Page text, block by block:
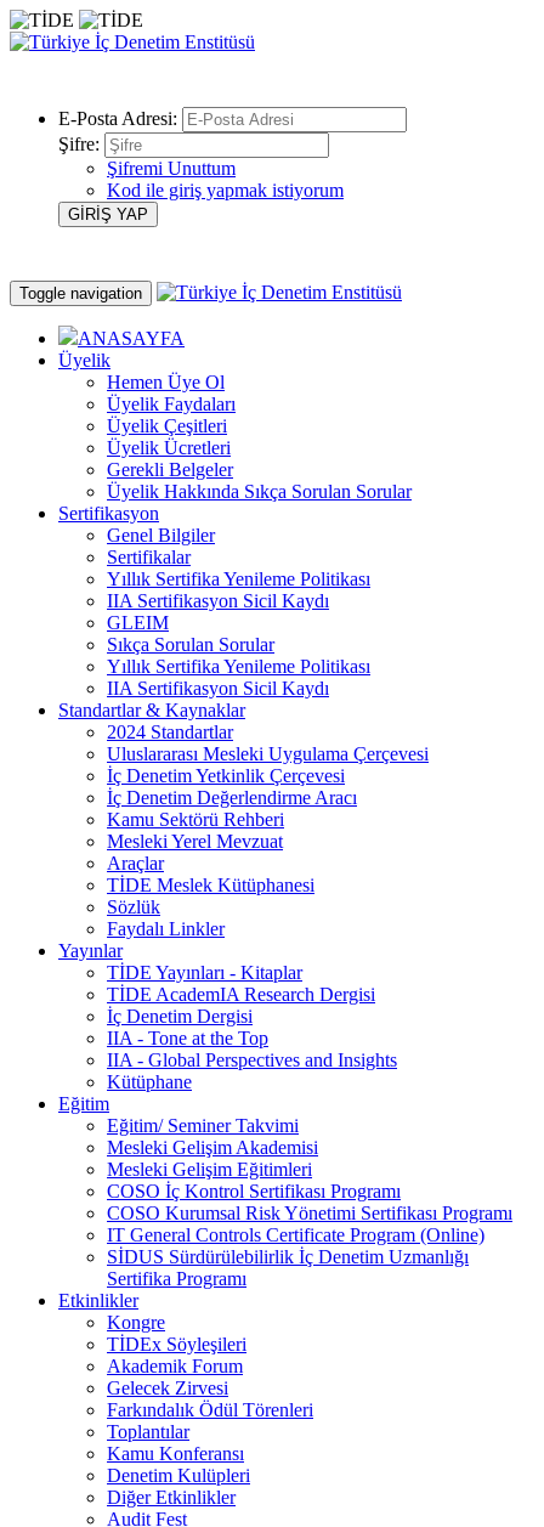
E-Posta Adresi:
Şifre:
Şifremi Unuttum
Kod ile giriş yapmak istiyorum
Toggle navigation
ANASAYFA
Üyelik
Hemen Üye Ol
Üyelik Faydaları
Üyelik Çeşitleri
Üyelik Ücretleri
Gerekli Belgeler
Üyelik Hakkında Sıkça Sorulan Sorular
Sertifikasyon
Genel Bilgiler
Sertifikalar
Yıllık Sertifika Yenileme Politikası
IIA Sertifikasyon Sicil Kaydı
GLEIM
Sıkça Sorulan Sorular
Yıllık Sertifika Yenileme Politikası
IIA Sertifikasyon Sicil Kaydı
Standartlar & Kaynaklar
2024 Standartlar
Uluslararası Mesleki Uygulama Çerçevesi
İç Denetim Yetkinlik Çerçevesi
İç Denetim Değerlendirme Aracı
Kamu Sektörü Rehberi
Mesleki Yerel Mevzuat
Araçlar
TİDE Meslek Kütüphanesi
Sözlük
Faydalı Linkler
Yayınlar
TİDE Yayınları - Kitaplar
TİDE AcademIA Research Dergisi
İç Denetim Dergisi
IIA - Tone at the Top
IIA - Global Perspectives and Insights
Kütüphane
Eğitim
Eğitim/ Seminer Takvimi
Mesleki Gelişim Akademisi
Mesleki Gelişim Eğitimleri
COSO İç Kontrol Sertifikası Programı
COSO Kurumsal Risk Yönetimi Sertifikası Programı
IT General Controls Certificate Program (Online)
SİDUS Sürdürülebilirlik İç Denetim Uzmanlığı
Sertifika Programı
Etkinlikler
Kongre
TİDEx Söyleşileri
Akademik Forum
Gelecek Zirvesi
Farkındalık Ödül Törenleri
Toplantılar
Kamu Konferansı
Denetim Kulüpleri
Diğer Etkinlikler
Audit Fest